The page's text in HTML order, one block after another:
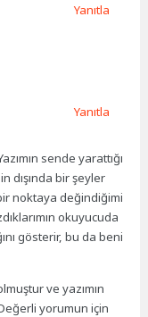
Yanıtla
sende yarattığı
dışında bir şeyler
noktaya değindiğimi
okuyucuda
gösterir, bu da beni
ve yazımın
Değerli yorumun için
Yanıtla